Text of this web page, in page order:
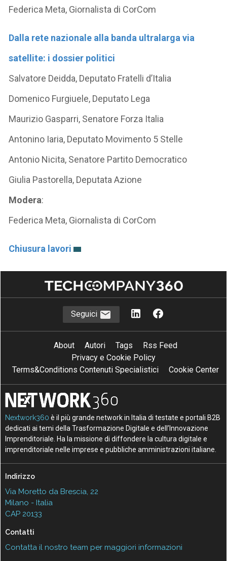
Federica Meta, Giornalista di CorCom
Dalla rete nazionale alla banda ultralarga via
satellite: i dossier politici
Salvatore Deidda, Deputato Fratelli d’Italia
Domenico Furgiuele, Deputato Lega
Maurizio Gasparri, Senatore Forza Italia
Antonino Iaria, Deputato Movimento 5 Stelle
Antonio Nicita, Senatore Partito Democratico
Giulia Pastorella, Deputata Azione
Modera:
Federica Meta, Giornalista di CorCom
Chiusura lavori
Seguici
About Autori Tags
Rss Feed
Privacy e Cookie Policy
Terms&Conditions Contenuti Specialistici
Cookie Center
Nextwork360 è il più grande network in Italia di testate e portali B2B
dedicati ai temi della Trasformazione Digitale e dell’Innovazione
Imprenditoriale. Ha la missione di diffondere la cultura digitale e
imprenditoriale nelle imprese e pubbliche amministrazioni italiane.
Indirizzo
Via Moretto da Brescia, 22
Milano - Italia
CAP 20133
Contatti
Contatta il nostro team per maggiori informazioni